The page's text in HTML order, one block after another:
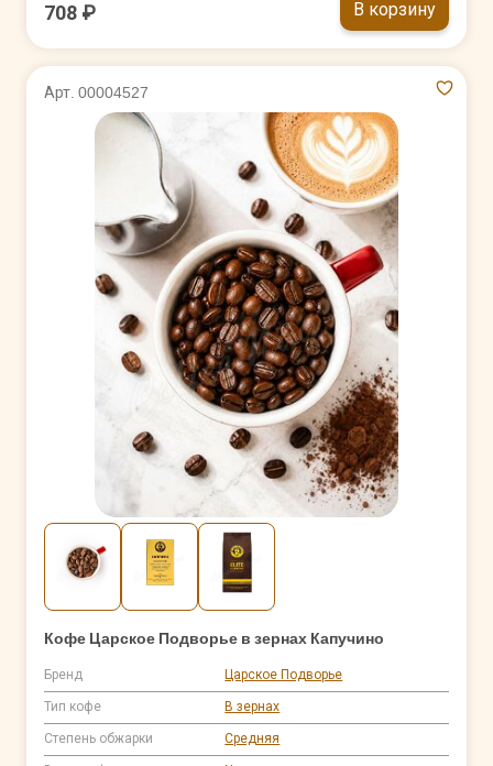
708 ₽ В корзину
Арт. 00004527
Кофе Царское Подворье в зернах Капучино
Бренд Царское Подворье
Тип кофе В зернах
Степень обжарки Средняя